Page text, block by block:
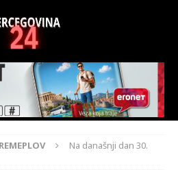
Na današnji dan 30.